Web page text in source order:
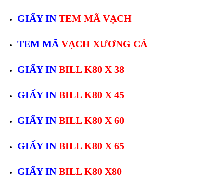
GIẤY INTEM MÃ VẠCH
TEM MÃ VẠCH XƯƠNG CÁ
GIẤY INBILL K80 X 38
GIẤY INBILL K80 X 45
GIẤY INBILL K80 X 60
GIẤY INBILL K80 X 65
GIẤY INBILL K80 X80